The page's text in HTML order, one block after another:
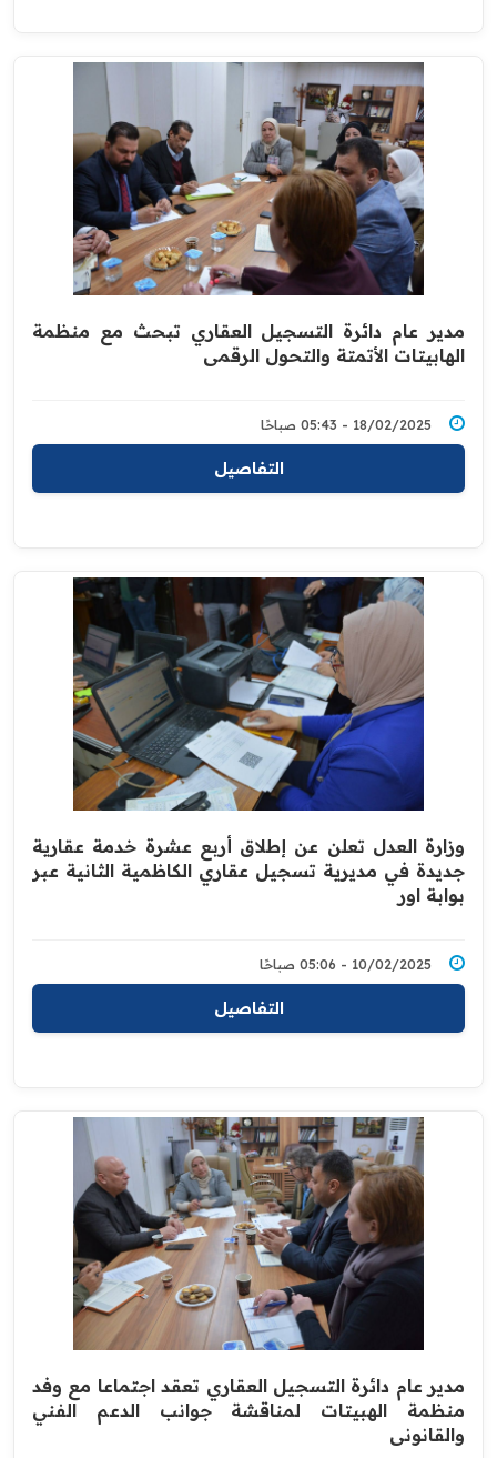
مدير عام دائرة التسجيل العقاري تبحث مع منظمة
الهابيتات الأتمتة والتحول الرقمي
18/02/2025 - 05:43 صباحًا
التفاصيل
وزارة العدل تعلن عن إطلاق أربع عشرة خدمة عقارية
جديدة في مديرية تسجيل عقاري الكاظمية الثانية عبر
بوابة اور
10/02/2025 - 05:06 صباحًا
التفاصيل
مدير عام دائرة التسجيل العقاري تعقد اجتماعا مع وفد
منظمة الهبيتات لمناقشة جوانب الدعم الفني
والقانوني